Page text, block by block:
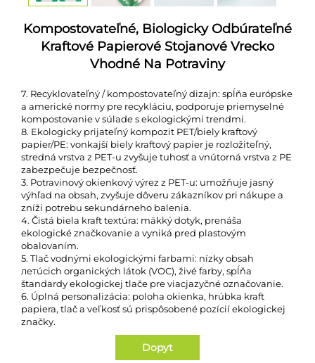
Kompostovateľné, Biologicky Odbúrateľné
Kraftové Papierové Stojanové Vrecko
Vhodné Na Potraviny
7. Recyklovateľný / kompostovateľný dizajn: spĺňa európske
a americké normy pre recykláciu, podporuje priemyselné
kompostovanie v súlade s ekologickými trendmi.
8. Ekologicky prijateľný kompozit PET/biely kraftový
papier/PE: vonkajší biely kraftový papier je rozložiteľný,
stredná vrstva z PET-u zvyšuje tuhosť a vnútorná vrstva z PE
zabezpečuje bezpečnosť.
3. Potravinový okienkový výrez z PET-u: umožňuje jasný
výhľad na obsah, zvyšuje dôveru zákazníkov pri nákupe a
zníži potrebu sekundárneho balenia.
4. Čistá biela kraft textúra: mäkký dotyk, prenáša
ekologické značkovanie a vyniká pred plastovým
obalovaním.
5. Tlač vodnými ekologickými farbami: nízky obsah
летúcich organických látok (VOC), živé farby, spĺňa
štandardy ekologickej tlače pre viacjazyčné označovanie.
6. Úplná personalizácia: poloha okienka, hrúbka kraft
papiera, tlač a veľkosť sú prispôsobené pozícií ekologickej
značky.
Dopyt